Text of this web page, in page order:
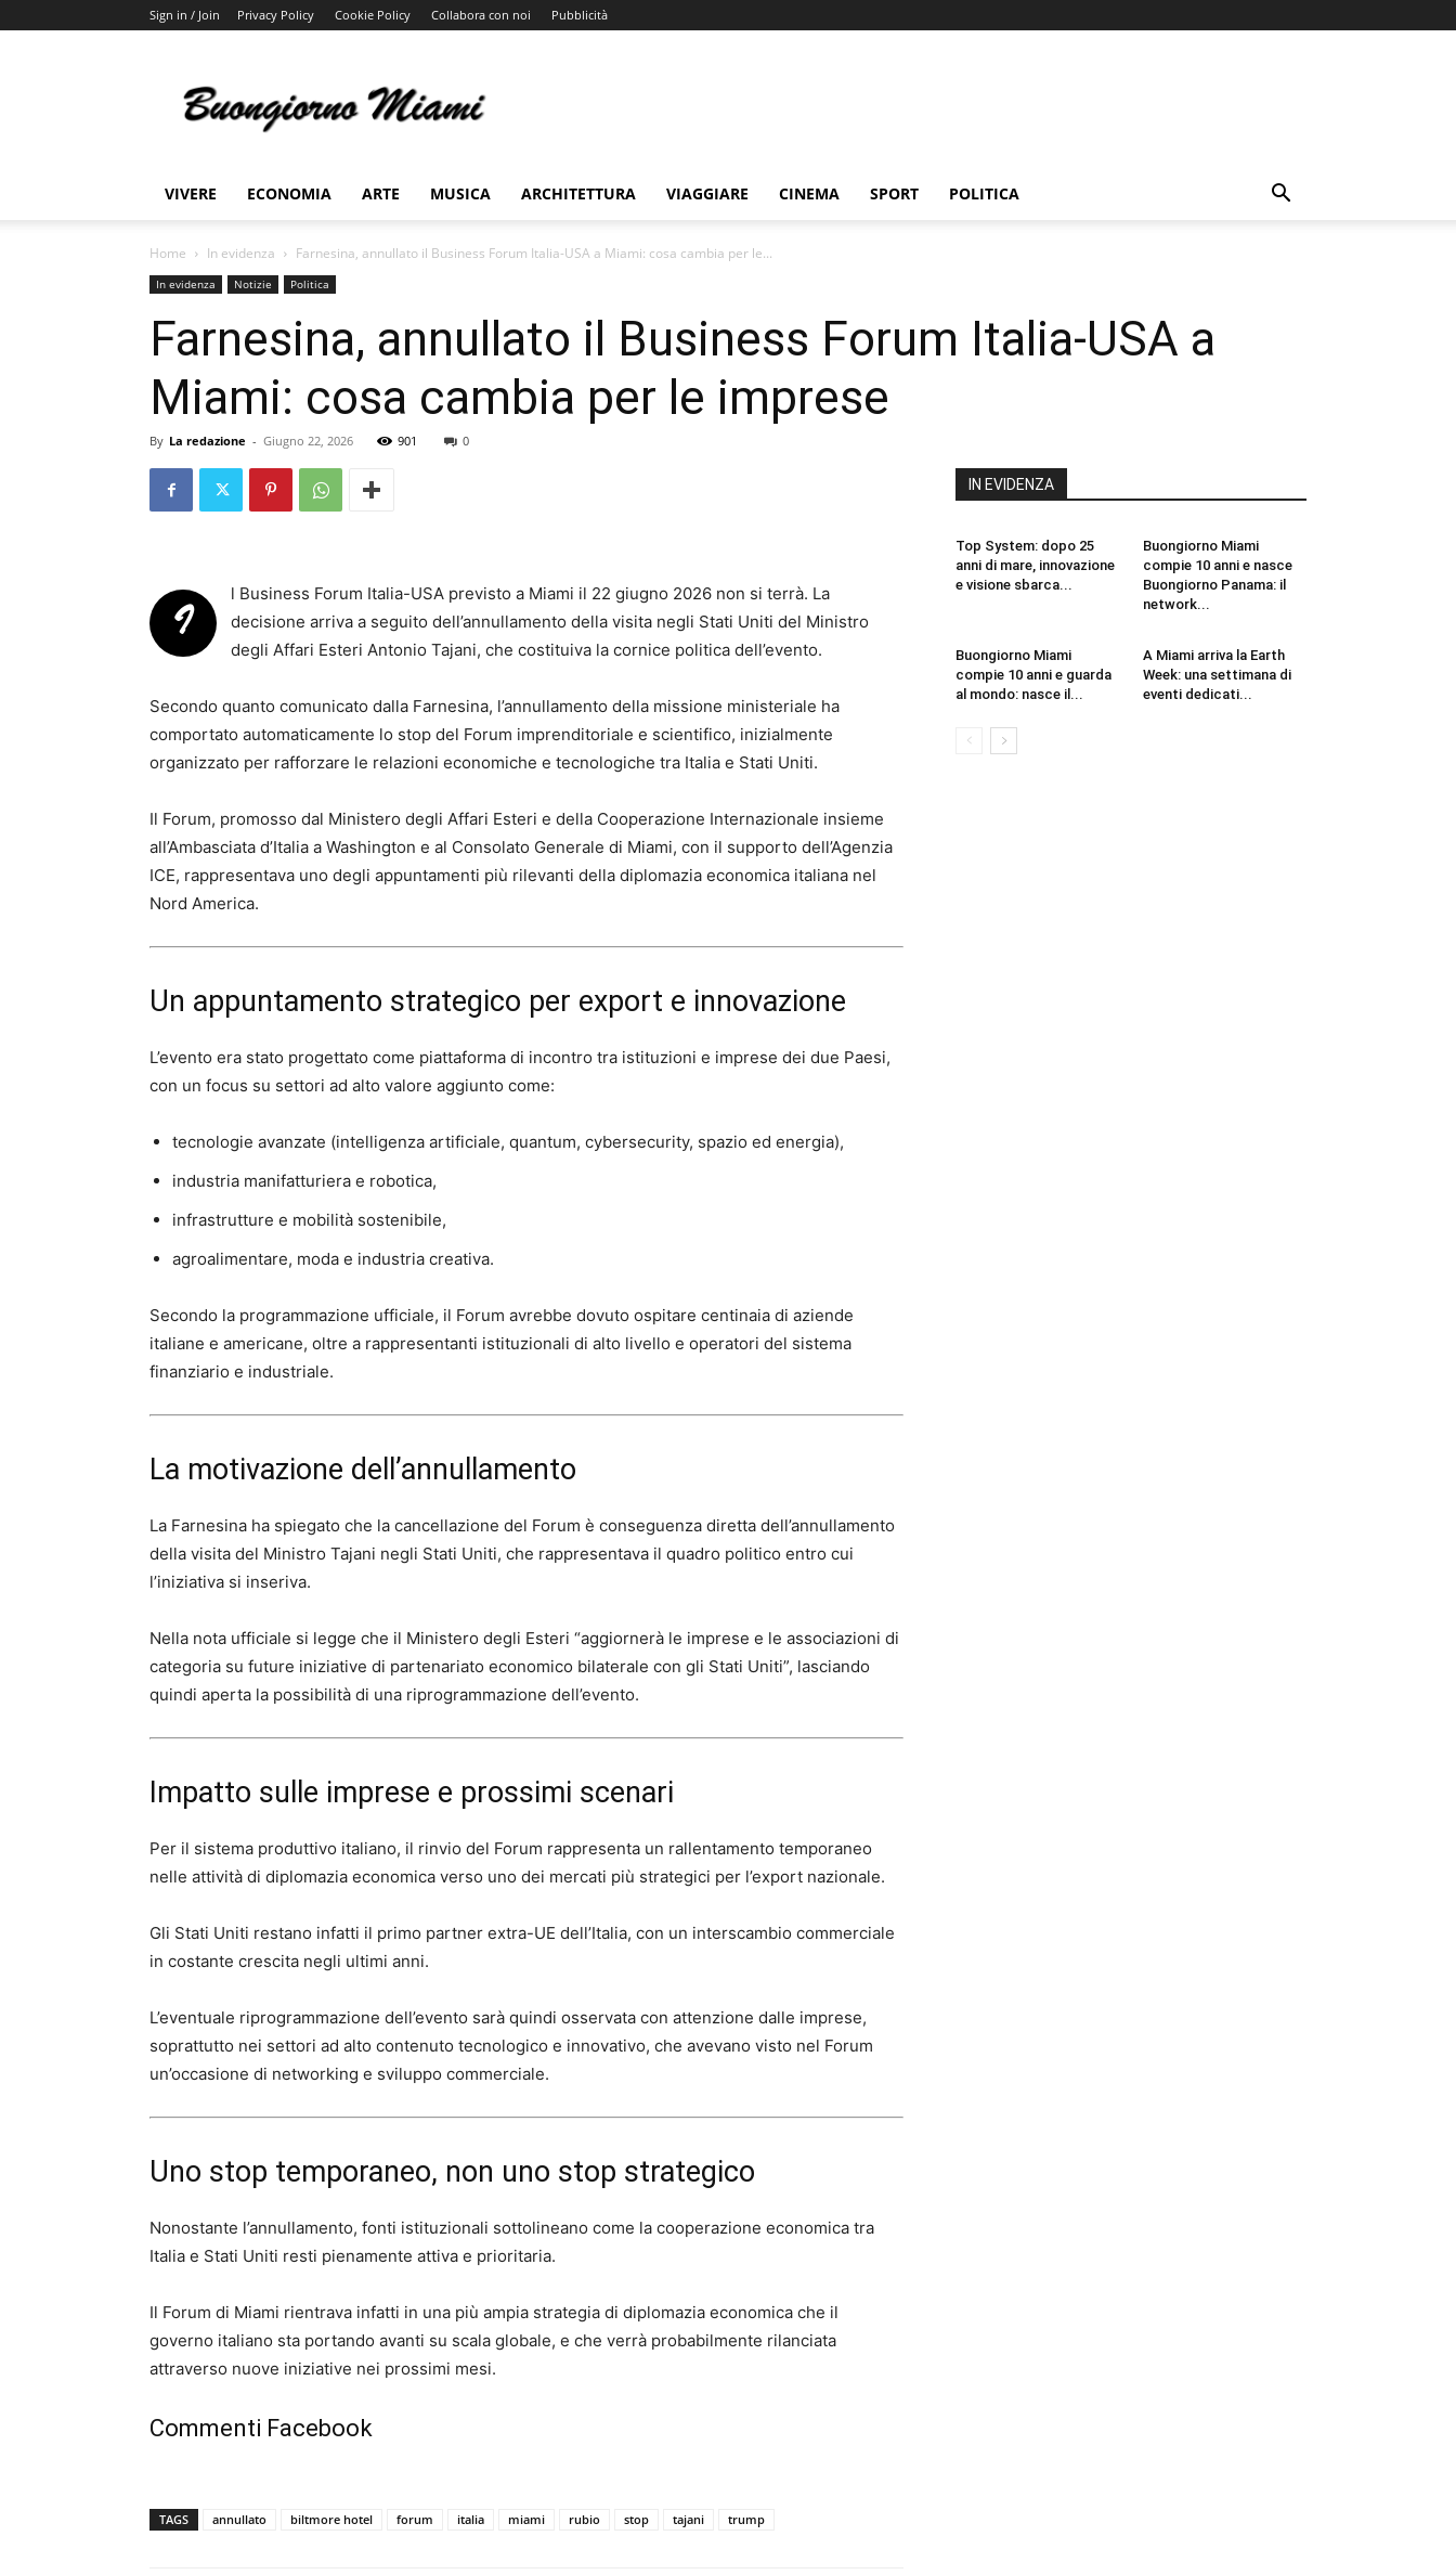
Sign in / Join Privacy Policy Cookie Policy Collabora con noi Pubblicità
Miami
VIVERE ECONOMIA ARTE MUSICA ARCHITETTURA VIAGGIARE CINEMA SPORT POLITICA
Home In evidenza Farnesina, annullato il Business Forum Italia-USA a Miami: cosa cambia per le...
In evidenza Notizie Politica
Farnesina, annullato il Business Forum Italia-USA a
Miami: cosa cambia per le imprese
By La redazione - Giugno 22, 2026 901 0
I
l Business Forum Italia-USA previsto a Miami il 22 giugno 2026 non si terrà. La
decisione arriva a seguito dell’annullamento della visita negli Stati Uniti del Ministro
degli Affari Esteri Antonio Tajani, che costituiva la cornice politica dell’evento.
Secondo quanto comunicato dalla Farnesina, l’annullamento della missione ministeriale ha
comportato automaticamente lo stop del Forum imprenditoriale e scientifico, inizialmente
organizzato per rafforzare le relazioni economiche e tecnologiche tra Italia e Stati Uniti.
Il Forum, promosso dal Ministero degli Affari Esteri e della Cooperazione Internazionale insieme
all’Ambasciata d’Italia a Washington e al Consolato Generale di Miami, con il supporto dell’Agenzia
ICE, rappresentava uno degli appuntamenti più rilevanti della diplomazia economica italiana nel
Nord America.
Un appuntamento strategico per export e innovazione
L’evento era stato progettato come piattaforma di incontro tra istituzioni e imprese dei due Paesi,
con un focus su settori ad alto valore aggiunto come:
tecnologie avanzate (intelligenza artificiale, quantum, cybersecurity, spazio ed energia),
industria manifatturiera e robotica,
infrastrutture e mobilità sostenibile,
agroalimentare, moda e industria creativa.
Secondo la programmazione ufficiale, il Forum avrebbe dovuto ospitare centinaia di aziende
italiane e americane, oltre a rappresentanti istituzionali di alto livello e operatori del sistema
finanziario e industriale.
La motivazione dell’annullamento
La Farnesina ha spiegato che la cancellazione del Forum è conseguenza diretta dell’annullamento
della visita del Ministro Tajani negli Stati Uniti, che rappresentava il quadro politico entro cui
l’iniziativa si inseriva.
Nella nota ufficiale si legge che il Ministero degli Esteri “aggiornerà le imprese e le associazioni di
categoria su future iniziative di partenariato economico bilaterale con gli Stati Uniti”, lasciando
quindi aperta la possibilità di una riprogrammazione dell’evento.
Impatto sulle imprese e prossimi scenari
Per il sistema produttivo italiano, il rinvio del Forum rappresenta un rallentamento temporaneo
nelle attività di diplomazia economica verso uno dei mercati più strategici per l’export nazionale.
Gli Stati Uniti restano infatti il primo partner extra-UE dell’Italia, con un interscambio commerciale
in costante crescita negli ultimi anni.
L’eventuale riprogrammazione dell’evento sarà quindi osservata con attenzione dalle imprese,
soprattutto nei settori ad alto contenuto tecnologico e innovativo, che avevano visto nel Forum
un’occasione di networking e sviluppo commerciale.
Uno stop temporaneo, non uno stop strategico
Nonostante l’annullamento, fonti istituzionali sottolineano come la cooperazione economica tra
Italia e Stati Uniti resti pienamente attiva e prioritaria.
Il Forum di Miami rientrava infatti in una più ampia strategia di diplomazia economica che il
governo italiano sta portando avanti su scala globale, e che verrà probabilmente rilanciata
attraverso nuove iniziative nei prossimi mesi.
Commenti Facebook
TAGS annullato biltmore hotel forum italia miami rubio stop tajani trump
IN EVIDENZA
Top System: dopo 25
anni di mare, innovazione
e visione sbarca...
Buongiorno Miami
compie 10 anni e nasce
Buongiorno Panama: il
network...
Buongiorno Miami
compie 10 anni e guarda
al mondo: nasce il...
A Miami arriva la Earth
Week: una settimana di
eventi dedicati...